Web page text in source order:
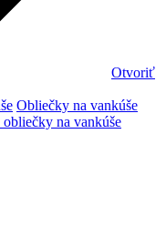
Otvoriť
Obliečky na vankúše
obliečky na vankúše